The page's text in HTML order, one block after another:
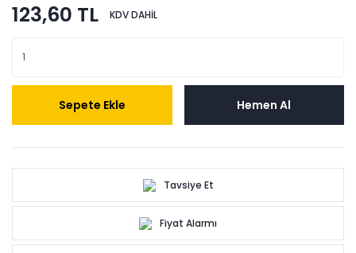
123,60 TL KDV DAHİL
Sepete Ekle Hemen Al
Tavsiye Et
Fiyat Alarmı